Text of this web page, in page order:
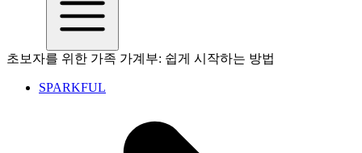
초보자를 위한 가족 가계부: 쉽게 시작하는 방법
SPARKFUL